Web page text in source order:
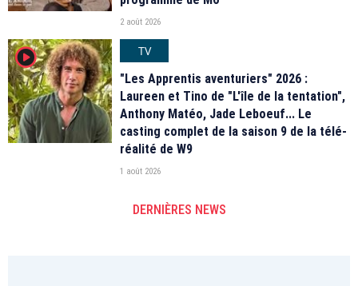
2 août 2026
player2
TV
"Les Apprentis aventuriers" 2026 :
Laureen et Tino de "L'île de la tentation",
Anthony Matéo, Jade Leboeuf... Le
casting complet de la saison 9 de la télé-
réalité de W9
1 août 2026
DERNIÈRES NEWS